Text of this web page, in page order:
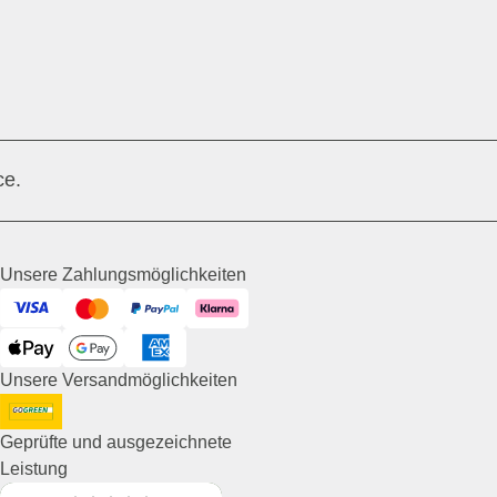
Unsere Zahlungsmöglichkeiten
Visa MastercardPayPal Klarna
ApplePay GooglePayAmerican Express
Unsere Versandmöglichkeiten
DHL GoGreen
Geprüfte und ausgezeichnete
Leistung